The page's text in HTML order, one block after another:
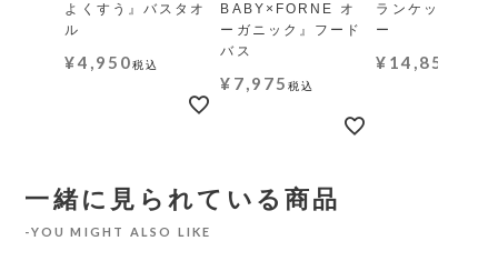
よくすう』バスタオ
ル
¥4,950税込
BABY×FORNE オ
ーガニック』フード
バス
¥ 7,975税込
ランケット レギ
ー
¥ 14,850
一緒に見られている商品
YOU MIGHT ALSO LIKE